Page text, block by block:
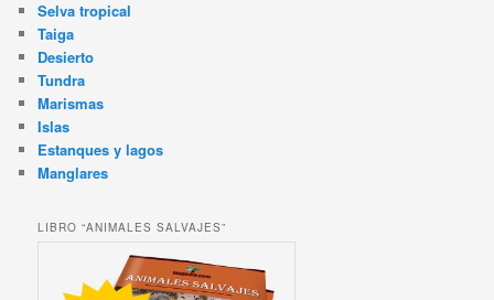
Selva tropical
Taiga
Desierto
Tundra
Marismas
Islas
Estanques y lagos
Manglares
LIBRO “ANIMALES SALVAJES”